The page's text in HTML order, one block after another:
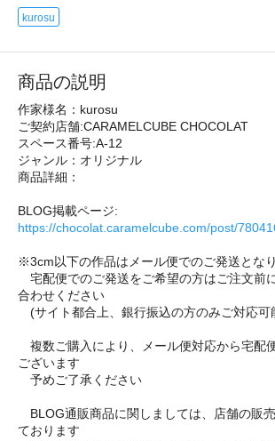
kurosu
商品の説明
作家様名：kurosu
ご契約店舗:CARAMELCUBE CHOCOLAT
スペース番号:A-12
ジャンル：オリジナル
商品詳細：
BLOG掲載ページ:
https://chocolat.caramelcube.com/post/
※3cm以下の作品はメール便でのご発送とな
宅配便でのご発送をご希望の方はご注文前
合わせください
(サイト都合上、銀行振込の方のみご対応可
複数ご購入により、メール便対応から宅配
ございます
予めご了承ください
BLOG通販商品に関しましては、店舗の販
ております